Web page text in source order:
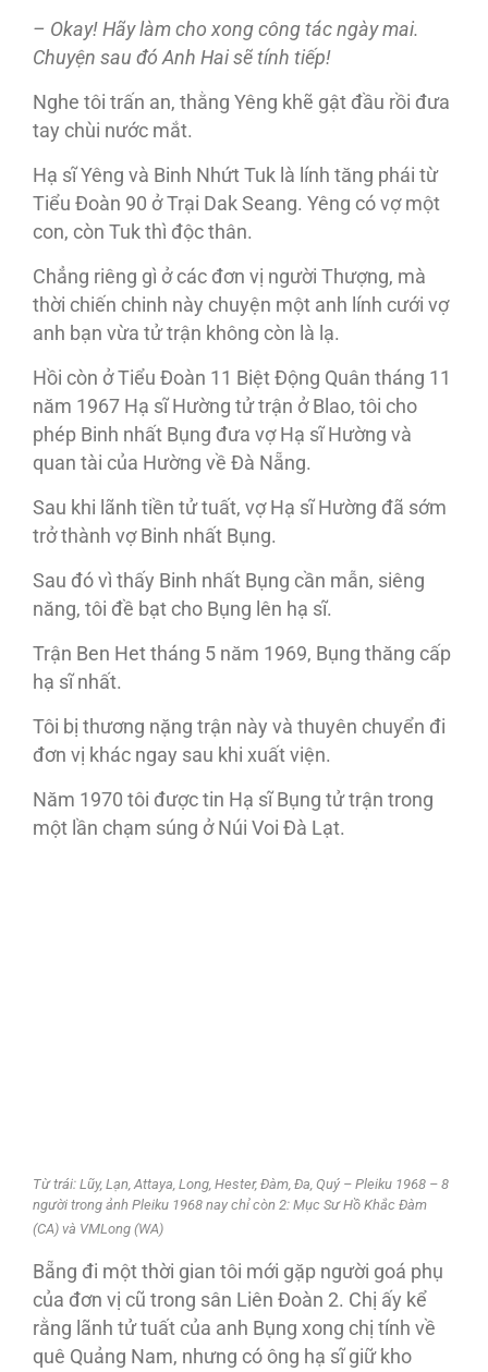
– Okay! Hãy làm cho xong công tác ngày mai.
Chuyện sau đó Anh Hai sẽ tính tiếp!
Nghe tôi trấn an, thằng Yêng khẽ gật đầu rồi đưa
tay chùi nước mắt.
Hạ sĩ Yêng và Binh Nhứt Tuk là lính tăng phái từ
Tiểu Đoàn 90 ở Trại Dak Seang. Yêng có vợ một
con, còn Tuk thì độc thân.
Chẳng riêng gì ở các đơn vị người Thượng, mà
thời chiến chinh này chuyện một anh lính cưới vợ
anh bạn vừa tử trận không còn là lạ.
Hồi còn ở Tiểu Đoàn 11 Biệt Động Quân tháng 11
năm 1967 Hạ sĩ Hường tử trận ở Blao, tôi cho
phép Binh nhất Bụng đưa vợ Hạ sĩ Hường và
quan tài của Hường về Đà Nẵng.
Sau khi lãnh tiền tử tuất, vợ Hạ sĩ Hường đã sớm
trở thành vợ Binh nhất Bụng.
Sau đó vì thấy Binh nhất Bụng cần mẫn, siêng
năng, tôi đề bạt cho Bụng lên hạ sĩ.
Trận Ben Het tháng 5 năm 1969, Bụng thăng cấp
hạ sĩ nhất.
Tôi bị thương nặng trận này và thuyên chuyển đi
đơn vị khác ngay sau khi xuất viện.
Năm 1970 tôi được tin Hạ sĩ Bụng tử trận trong
một lần chạm súng ở Núi Voi Đà Lạt.
Từ trái: Lũy, Lạn, Attaya, Long, Hester, Đàm, Đa, Quý – Pleiku 1968 – 8
người trong ảnh Pleiku 1968 nay chỉ còn 2: Mục Sư Hồ Khắc Đàm
(CA) và VMLong (WA)
Bẵng đi một thời gian tôi mới gặp người goá phụ
của đơn vị cũ trong sân Liên Đoàn 2. Chị ấy kể
rằng lãnh tử tuất của anh Bụng xong chị tính về
quê Quảng Nam, nhưng có ông hạ sĩ giữ kho